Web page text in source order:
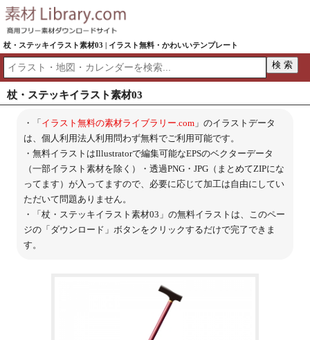
杖・ステッキイラスト素材03 | イラスト無料・かわいいテンプレート
杖・ステッキイラスト素材03
・「イラスト無料の素材ライブラリー.com」のイラストデータ
は、個人利用法人利用問わず無料でご利用可能です。
・無料イラストはIllustratorで編集可能なEPSのベクターデータ
（一部イラスト素材を除く）・透過PNG・JPG（まとめてZIPにな
ってます）が入ってますので、必要に応じて加工は自由にしてい
ただいて問題ありません。
・「杖・ステッキイラスト素材03」の無料イラストは、このペー
ジの「ダウンロード」ボタンをクリックするだけで完了できま
す。